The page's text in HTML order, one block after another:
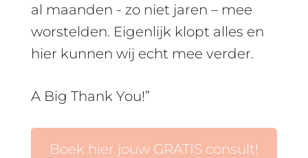
al maanden - zo niet jaren – mee
worstelden. Eigenlijk klopt alles en
hier kunnen wij echt mee verder.
A Big Thank You!”
Boek hier jouw GRATIS consult!